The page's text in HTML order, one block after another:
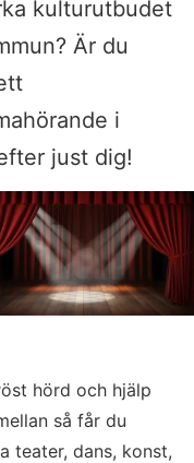
kulturutbudet
Är du
i
just dig!
hörd och hjälp
så får du
teater, dans, konst,